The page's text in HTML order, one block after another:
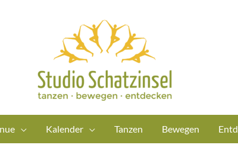
Kalender Tanzen Bewegen